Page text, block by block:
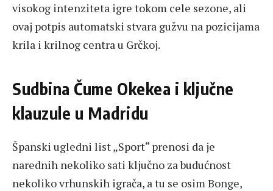
visokog intenziteta igre tokom cele sezone, ali
ovaj potpis automatski stvara gužvu na pozicijama
krila i krilnog centra u Grčkoj.
Sudbina Čume Okekea i ključne
klauzule u Madridu
Španski ugledni list „Sport“ prenosi da je
narednih nekoliko sati ključno za budućnost
nekoliko vrhunskih igrača, a tu se osim Bonge,